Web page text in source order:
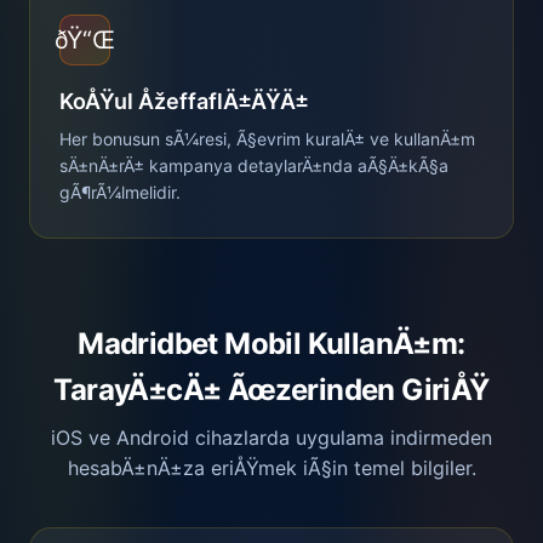
ðŸ“Œ
KoÅŸul ÅžeffaflÄ±ÄŸÄ±
Her bonusun sÃ¼resi, Ã§evrim kuralÄ± ve kullanÄ±m
sÄ±nÄ±rÄ± kampanya detaylarÄ±nda aÃ§Ä±kÃ§a
gÃ¶rÃ¼lmelidir.
Madridbet Mobil KullanÄ±m:
TarayÄ±cÄ± Ãœzerinden GiriÅŸ
iOS ve Android cihazlarda uygulama indirmeden
hesabÄ±nÄ±za eriÅŸmek iÃ§in temel bilgiler.